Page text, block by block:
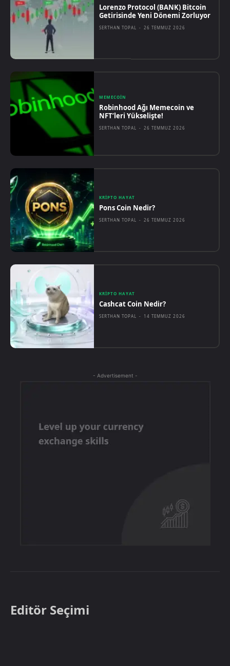
Lorenzo Protocol (BANK) Bitcoin
Getirisinde Yeni Dönemi Zorluyor
SERTHAN TOPAL - 26 TEMMUZ 2026
MEMECOIN
Robinhood Ağı Memecoin ve
NFT’leri Yükselişte!
SERTHAN TOPAL - 26 TEMMUZ 2026
KRIPTO HAYAT
Pons Coin Nedir?
SERTHAN TOPAL - 26 TEMMUZ 2026
KRIPTO HAYAT
Cashcat Coin Nedir?
SERTHAN TOPAL - 14 TEMMUZ 2026
- Advertisement -
Editör Seçimi